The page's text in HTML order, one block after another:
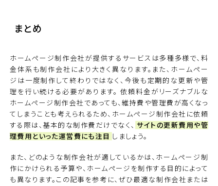
まとめ
ホームページ制作会社が提供するサービスは多種多様で、料
金体系も制作会社により大きく異なります。また、ホームペー
ジは一度制作して終わりではなく、今後も定期的な更新や管
理を行い続ける必要があります。 依頼料金がリーズナブルな
ホームページ制作会社であっても、維持費や管理費が高くなっ
てしまうことも考えられるため、ホームページ制作会社に依頼
する際は、基本的な制作費だけでなく、 サイトの更新費用や管
理費用といった運営費にも注目 しましょう。
また、どのような制作会社が適しているかは、ホームページ制
作にかけられる予算や、ホームページを制作する目的によって
も異なります。この記事を参考に、ぜひ最適な制作会社または